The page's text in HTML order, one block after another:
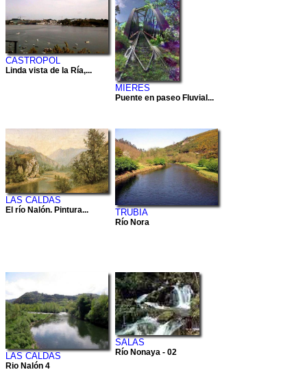
CASTROPOL
Linda vista de la Ría,...
MIERES
Puente en paseo Fluvial...
LAS CALDAS
El río Nalón. Pintura... TRUBIA
Río Nora
LAS CALDAS
Rio Nalón 4
SALAS
Río Nonaya - 02